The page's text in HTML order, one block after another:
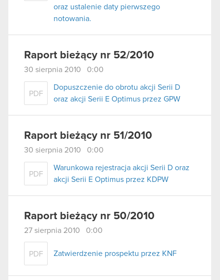
oraz ustalenie daty pierwszego
notowania.
Raport bieżący nr 52/2010
30 sierpnia 2010 0:00
PDF
Dopuszczenie do obrotu akcji Serii D
oraz akcji Serii E Optimus przez GPW
Raport bieżący nr 51/2010
30 sierpnia 2010 0:00
PDF
Warunkowa rejestracja akcji Serii D oraz
akcji Serii E Optimus przez KDPW
Raport bieżący nr 50/2010
27 sierpnia 2010 0:00
PDF Zatwierdzenie prospektu przez KNF